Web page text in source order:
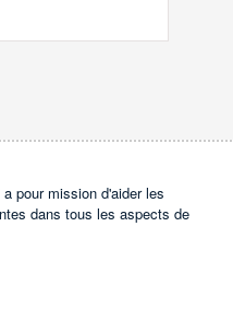
pour mission d'aider les
dans tous les aspects de